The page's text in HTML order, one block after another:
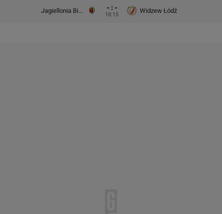
Jagiellonia Białystok - : -
18:15
Widzew Łódź